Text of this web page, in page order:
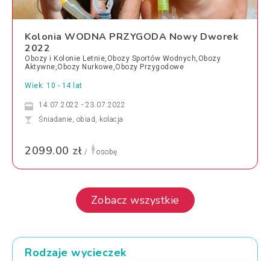
Kolonia WODNA PRZYGODA Nowy Dworek
2022
Obozy i Kolonie Letnie,Obozy Sportów Wodnych,Obozy
Aktywne,Obozy Nurkowe,Obozy Przygodowe
Wiek: 10 - 14 lat
14.07.2022 - 23.07.2022
Śniadanie, obiad, kolacja
2099.00 zł / osobę
Zobacz wszystkie
Rodzaje wycieczek